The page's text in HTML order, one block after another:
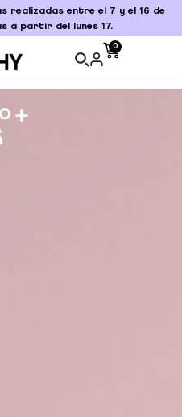
realizadas entre el 7 y el 16 de
a partir del lunes 17.
0